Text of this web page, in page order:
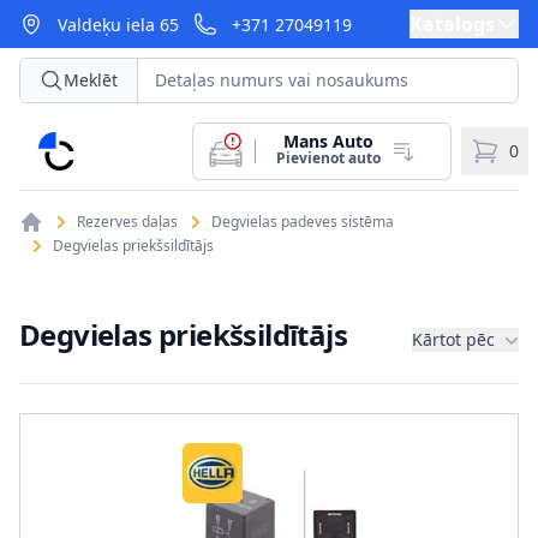
Valdeķu iela 65 +371 27049119
CarParts
Meklēt
Mans Auto
Pievienot auto 0
Rezerves daļas
Degvielas padeves sistēma
Degvielas priekšsildītājs
Degvielas priekšsildītājs Kārtot pēc